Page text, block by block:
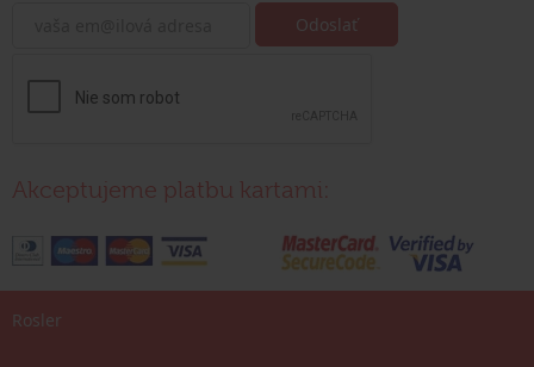
Akceptujeme platbu kartami:
Rosler